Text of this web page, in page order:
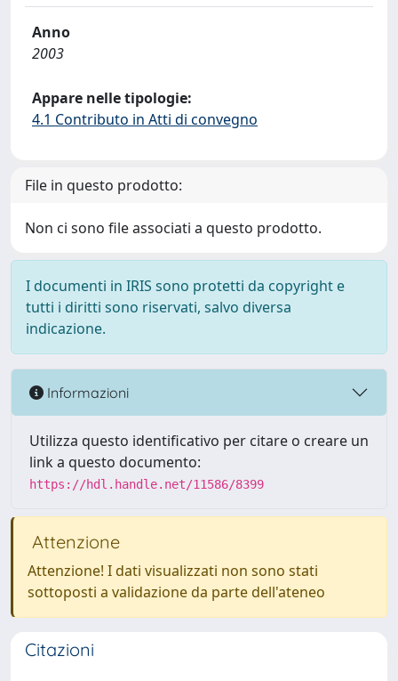
Anno
2003
Appare nelle tipologie:
4.1 Contributo in Atti di convegno
File in questo prodotto:
Non ci sono file associati a questo prodotto.
I documenti in IRIS sono protetti da copyright e
tutti i diritti sono riservati, salvo diversa
indicazione.
Informazioni
Utilizza questo identificativo per citare o creare un
link a questo documento:
https://hdl.handle.net/11586/8399
Attenzione
Attenzione! I dati visualizzati non sono stati
sottoposti a validazione da parte dell'ateneo
Citazioni